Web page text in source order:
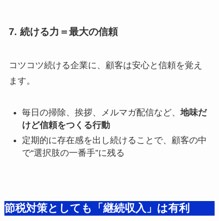
7. 続ける力＝最大の信頼
コツコツ続ける企業に、顧客は安心と信頼を覚え
ます。
毎日の掃除、挨拶、メルマガ配信など、地味だ
けど信頼をつくる行動
定期的に存在感を出し続けることで、顧客の中
で“選択肢の一番手”に残る
節税対策としても「継続収入」は有利